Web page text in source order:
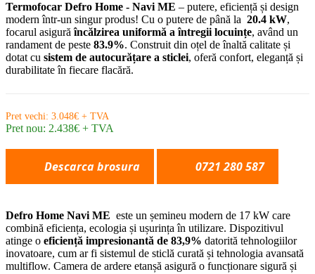
Termofocar Defro Home - Navi ME – putere, eficiență și design
modern într-un singur produs! Cu o putere de până la 20.4 kW,
focarul asigurăîncălzirea uniformă a întregii locuințe, având un
randament de peste 83.9%. Construit din oțel de înaltă calitate și
dotat cu sistem de autocurățare a sticlei, oferă confort, eleganță și
durabilitate în fiecare flacără.
Pret vechi: 3.048€ + TVA
Pret nou: 2.438€ + TVA
Descarca brosura 0721 280 587
Defro Home Navi ME este un șemineu modern de 17 kW care
combină eficiența, ecologia și ușurința în utilizare. Dispozitivul
atinge o eficiență impresionantă de 83,9% datorită tehnologiilor
inovatoare, cum ar fi sistemul de sticlă curată și tehnologia avansată
multiflow. Camera de ardere etanșă asigură o funcționare sigură și